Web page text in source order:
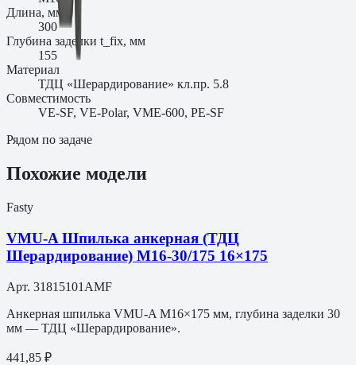
Длина, мм
300
Глубина заделки t_fix, мм
155
Материал
ТДЦ «Шерардирование» кл.пр. 5.8
Совместимость
VE-SF, VE-Polar, VME-600, PE-SF
Рядом по задаче
Похожие модели
Fasty
VMU-A Шпилька анкерная (ТДЦ
Шерардирование) M16-30/175 16×175
Арт. 31815101AMF
Анкерная шпилька VMU-A M16×175 мм, глубина заделки 30
мм — ТДЦ «Шерардирование».
441,85 ₽